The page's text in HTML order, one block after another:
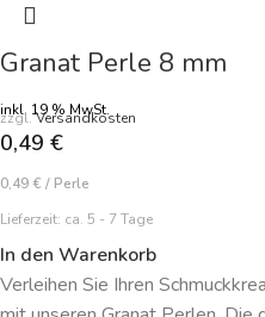
Granat Perle 8 mm
inkl. 19 % MwSt.
zzgl.Versandkosten
0,49 €
0,49 € / Perle
Lieferzeit: ca. 5 - 7 Tage
In den Warenkorb
Verleihen Sie Ihren